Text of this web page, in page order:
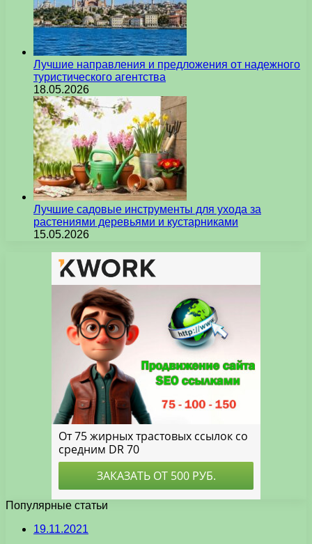
Лучшие направления и предложения от надежного
туристического агентства
18.05.2026
Лучшие садовые инструменты для ухода за
растениями деревьями и кустарниками
15.05.2026
Популярные статьи
19.11.2021